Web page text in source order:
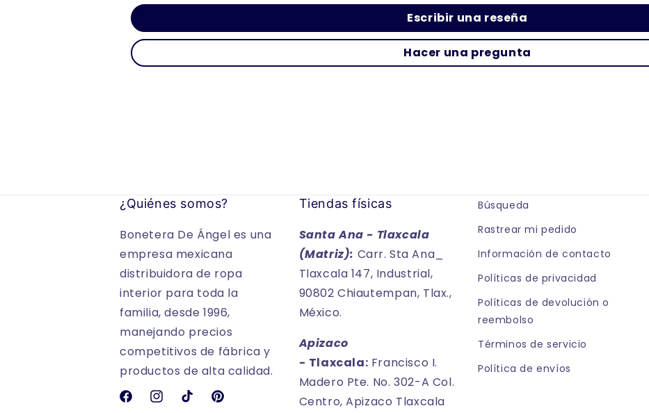
Escribir una reseña
Hacer una pregunta
¿Quiénes somos?
Bonetera De Ángel es una
empresa mexicana
distribuidora de ropa
interior para toda la
familia, desde 1996,
manejando precios
competitivos de fábrica y
productos de alta calidad.
FacebookInstagramTikTokPinterest
Tiendas físicas
Santa Ana - Tlaxcala
(Matriz): Carr. Sta Ana_
Tlaxcala 147, Industrial,
90802 Chiautempan, Tlax.,
México.
Apizaco
- Tlaxcala: Francisco I.
Madero Pte. No. 302-A Col.
Centro, Apizaco Tlaxcala
Búsqueda
Rastrear mi pedido
Información de contacto
Políticas de privacidad
Políticas de devolución o
reembolso
Términos de servicio
Política de envíos